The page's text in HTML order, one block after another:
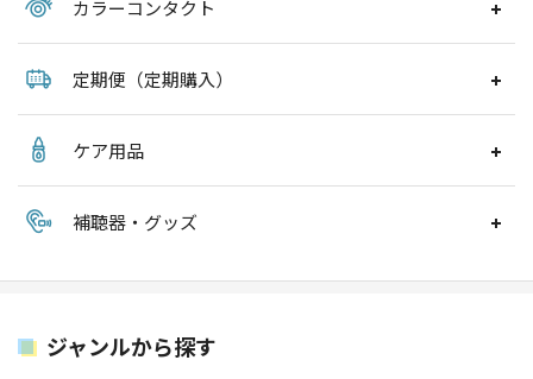
カラーコンタクト
定期便（定期購入）
ケア用品
補聴器・グッズ
ジャンルから探す